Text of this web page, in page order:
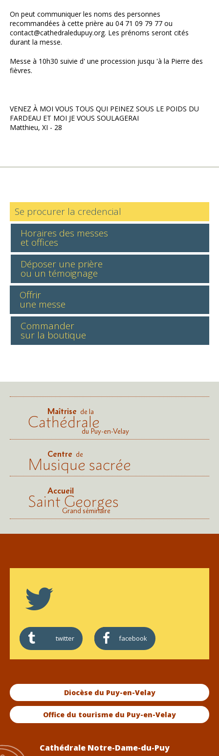
On peut communiquer les noms des personnes
recommandées à cette prière au 04 71 09 79 77 ou
contact@cathedraledupuy.org. Les prénoms seront cités
durant la messe.
Messe à 10h30 suivie d' une procession jusqu 'à la Pierre des
fièvres.
VENEZ À MOI VOUS TOUS QUI PEINEZ SOUS LE POIDS DU
FARDEAU ET MOI JE VOUS SOULAGERAI
Matthieu, XI - 28
Se procurer la credencial
Horaires des messes
et offices
Déposer une prière
ou un témoignage
Offrir
une messe
Commander
sur la boutique
Maîtrise de la
Cathédraledu Puy-en-Velay
Centre de
Musique sacrée
Accueil
Saint Georges
Grand séminaire
twitter facebook
Diocèse du Puy-en-Velay
Office du tourisme du Puy-en-Velay
Cathédrale Notre-Dame-du-Puy